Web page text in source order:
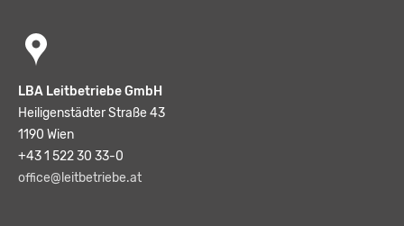
LBA Leitbetriebe GmbH
Heiligenstädter Straße 43
1190 Wien
+43 1 522 30 33-0
office@leitbetriebe.at